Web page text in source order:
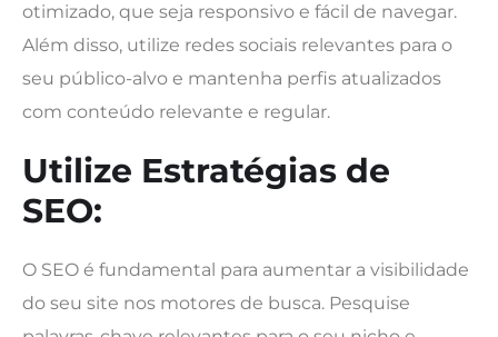
otimizado, que seja responsivo e fácil de navegar.
Além disso, utilize redes sociais relevantes para o
seu público-alvo e mantenha perfis atualizados
com conteúdo relevante e regular.
Utilize Estratégias de
SEO:
O SEO é fundamental para aumentar a visibilidade
do seu site nos motores de busca. Pesquise